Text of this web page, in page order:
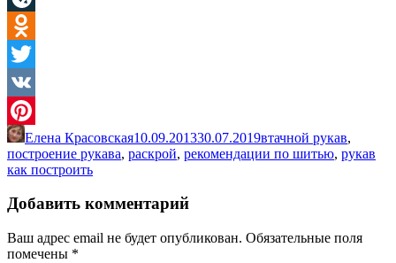
LiveJournal
Odnoklassniki
Twitter
VK
Pinterest
Елена Красовская10.09.201330.07.2019втачной рукав,
построение рукава, раскрой, рекомендации по шитью, рукав
как построить
Добавить комментарий
Ваш адрес email не будет опубликован. Обязательные поля
помечены *